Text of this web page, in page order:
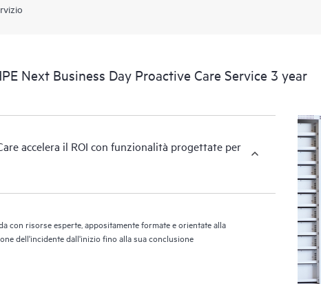
Next Business Day Proactive Care Service 3 year
accelera il ROI con funzionalità progettate per
con risorse esperte, appositamente formate e orientate alla
dell'incidente dall'inizio fino alla sua conclusione